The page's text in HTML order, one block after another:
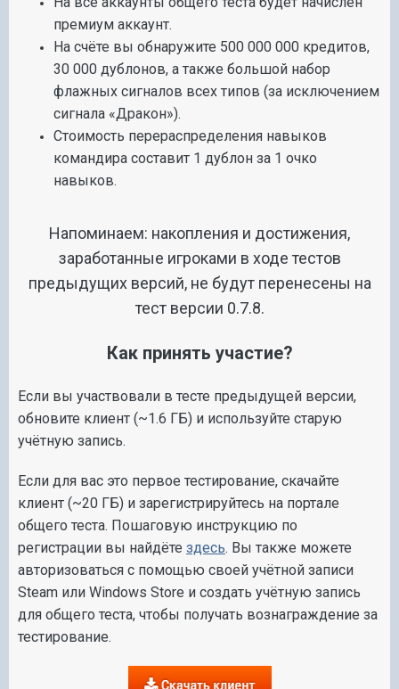
премиум аккаунт.
На счёте вы обнаружите 500 000 000 кредитов,
30 000 дублонов, а также большой набор
флажных сигналов всех типов (за исключением
сигнала «Дракон»).
Стоимость перераспределения навыков
командира составит 1 дублон за 1 очко
навыков.
Напоминаем: накопления и достижения,
заработанные игроками в ходе тестов
предыдущих версий, не будут перенесены на
тест версии 0.7.8.
Как принять участие?
Если вы участвовали в тесте предыдущей версии,
обновите клиент (~1.6 ГБ) и используйте старую
учётную запись.
Если для вас это первое тестирование, скачайте
клиент (~20 ГБ) и зарегистрируйтесь на портале
общего теста. Пошаговую инструкцию по
регистрации вы найдёте здесь. Вы также можете
авторизоваться с помощью своей учётной записи
Steam или Windows Store и создать учётную запись
для общего теста, чтобы получать вознаграждение за
тестирование.